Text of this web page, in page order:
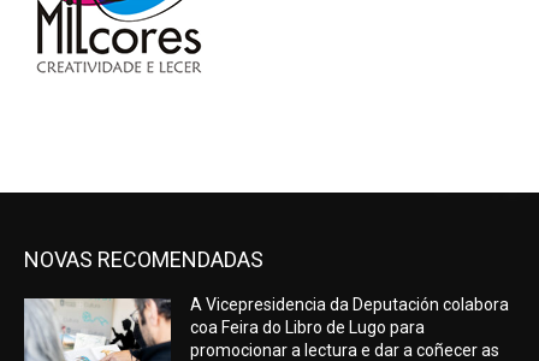
NOVAS RECOMENDADAS
A Vicepresidencia da Deputación colabora
coa Feira do Libro de Lugo para
promocionar a lectura e dar a coñecer as